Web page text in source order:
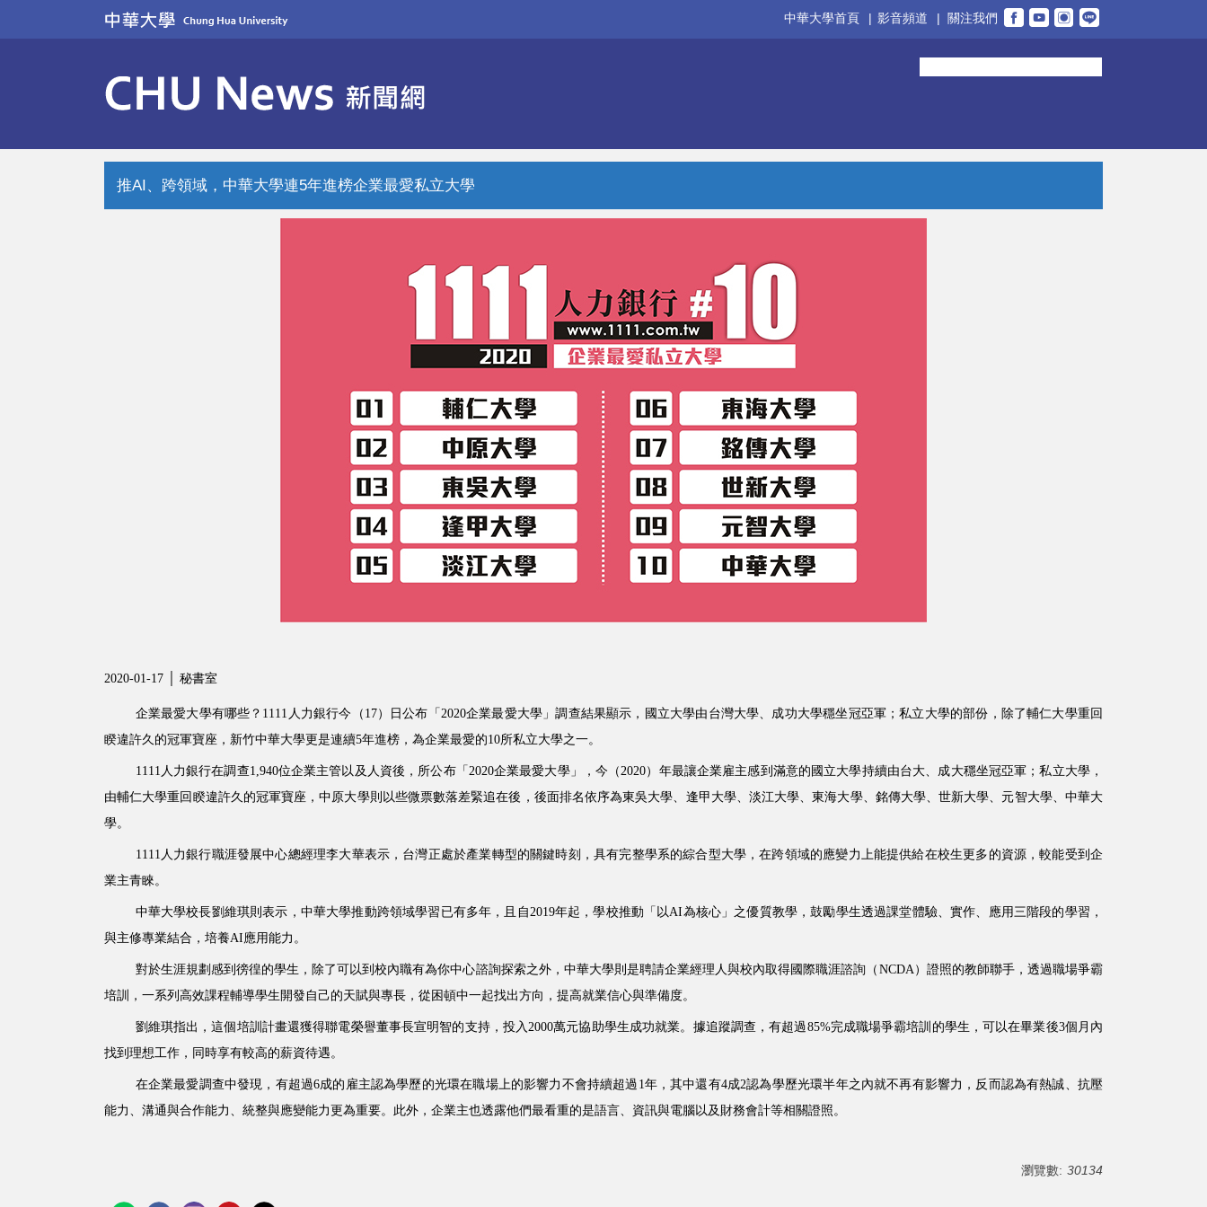
中華大學首頁 | 影音頻道 | 關注我們
推AI、跨領域，中華大學連5年進榜企業最愛私立大學
2020-01-17 │ 秘書室
企業最愛大學有哪些？1111人力銀行今（17）日公布「2020企業最愛大學」調查結果顯示，國立大學由台灣大學、成功大學穩坐冠亞軍；私立大學的部份，除了輔仁大學重回
睽違許久的冠軍寶座，新竹中華大學更是連續5年進榜，為企業最愛的10所私立大學之一。
1111人力銀行在調查1,940位企業主管以及人資後，所公布「2020企業最愛大學」，今（2020）年最讓企業雇主感到滿意的國立大學持續由台大、成大穩坐冠亞軍；私立大學，
由輔仁大學重回睽違許久的冠軍寶座，中原大學則以些微票數落差緊追在後，後面排名依序為東吳大學、逢甲大學、淡江大學、東海大學、銘傳大學、世新大學、元智大學、中華大
學。
1111人力銀行職涯發展中心總經理李大華表示，台灣正處於產業轉型的關鍵時刻，具有完整學系的綜合型大學，在跨領域的應變力上能提供給在校生更多的資源，較能受到企
業主青睞。
中華大學校長劉維琪則表示，中華大學推動跨領域學習已有多年，且自2019年起，學校推動「以AI為核心」之優質教學，鼓勵學生透過課堂體驗、實作、應用三階段的學習，
與主修專業結合，培養AI應用能力。
對於生涯規劃感到徬徨的學生，除了可以到校內職有為你中心諮詢探索之外，中華大學則是聘請企業經理人與校內取得國際職涯諮詢（NCDA）證照的教師聯手，透過職場爭霸
培訓，一系列高效課程輔導學生開發自己的天賦與專長，從困頓中一起找出方向，提高就業信心與準備度。
劉維琪指出，這個培訓計畫還獲得聯電榮譽董事長宣明智的支持，投入2000萬元協助學生成功就業。據追蹤調查，有超過85%完成職場爭霸培訓的學生，可以在畢業後3個月內
找到理想工作，同時享有較高的薪資待遇。
在企業最愛調查中發現，有超過6成的雇主認為學歷的光環在職場上的影響力不會持續超過1年，其中還有4成2認為學歷光環半年之內就不再有影響力，反而認為有熱誠、抗壓
能力、溝通與合作能力、統整與應變能力更為重要。此外，企業主也透露他們最看重的是語言、資訊與電腦以及財務會計等相關證照。
瀏覽數: 30134